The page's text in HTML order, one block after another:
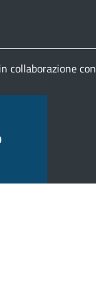
collaborazione con